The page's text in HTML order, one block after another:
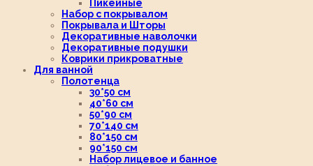
Пикейные
Набор с покрывалом
Покрывала и Шторы
Декоративные наволочки
Декоративные подушки
Коврики прикроватные
Для ванной
Полотенца
30*50 см
40*60 см
50*90 см
70*140 см
80*150 см
90*150 см
Набор лицевое и банное